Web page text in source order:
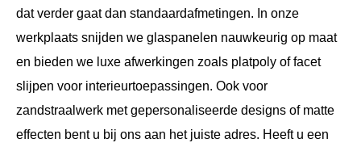
dat verder gaat dan standaardafmetingen. In onze
werkplaats snijden we glaspanelen nauwkeurig op maat
en bieden we luxe afwerkingen zoals platpoly of facet
slijpen voor interieurtoepassingen. Ook voor
zandstraalwerk met gepersonaliseerde designs of matte
effecten bent u bij ons aan het juiste adres. Heeft u een